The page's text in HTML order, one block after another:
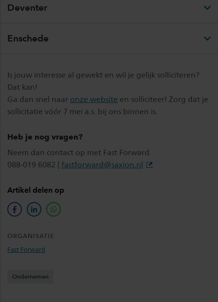
Deventer
Enschede
Is jouw interesse al gewekt en wil je gelijk solliciteren?
Dat kan!
Ga dan snel naar onze website en solliciteer! Zorg dat je
sollicitatie vóór 7 mei a.s. bij ons binnen is.
Heb je nog vragen?
Neem dan contact op met Fast Forward.
088-019 6082 | fastforward@saxion.nl
Artikel delen op
facebooklinkedinwhatsapp
ORGANISATIE
Fast Forward
Ondernemen